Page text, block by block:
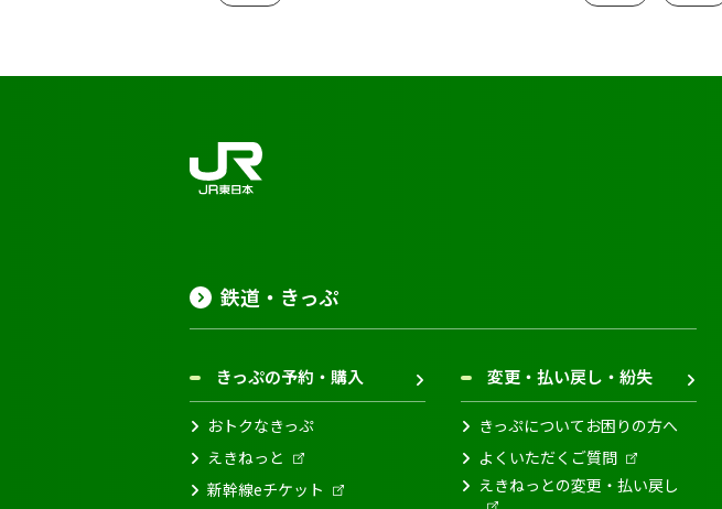
鉄道・きっぷ
きっぷの予約・購入
おトクなきっぷ
えきねっと
新幹線eチケット
変更・払い戻し・紛失
きっぷについてお困りの方へ
よくいただくご質問
えきねっとの変更・払い戻し